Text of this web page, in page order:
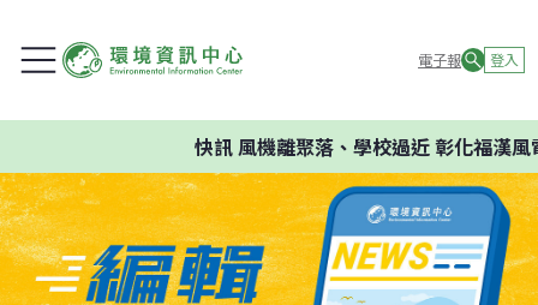
電子報 登入
快訊風機離聚落、學校過近 彰化福漢風